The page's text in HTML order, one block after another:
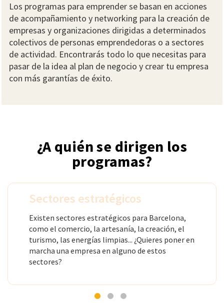
Los programas para emprender se basan en acciones
de acompañamiento y networking para la creación de
empresas y organizaciones dirigidas a determinados
colectivos de personas emprendedoras o a sectores
de actividad. Encontrarás todo lo que necesitas para
pasar de la idea al plan de negocio y crear tu empresa
con más garantías de éxito.
¿A quién se dirigen los
programas?
Sectores estratégicos
Existen sectores estratégicos para Barcelona,
como el comercio, la artesanía, la creación, el
turismo, las energías limpias... ¿Quieres poner en
marcha una empresa en alguno de estos
sectores?